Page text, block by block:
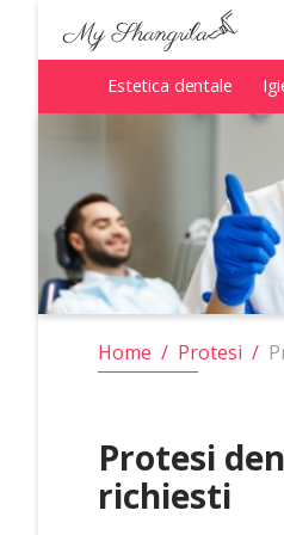
Estetica dentale
Estetica dentale
Home / Protesi /
Protesi
richiesti